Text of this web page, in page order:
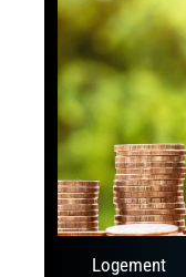
Logement